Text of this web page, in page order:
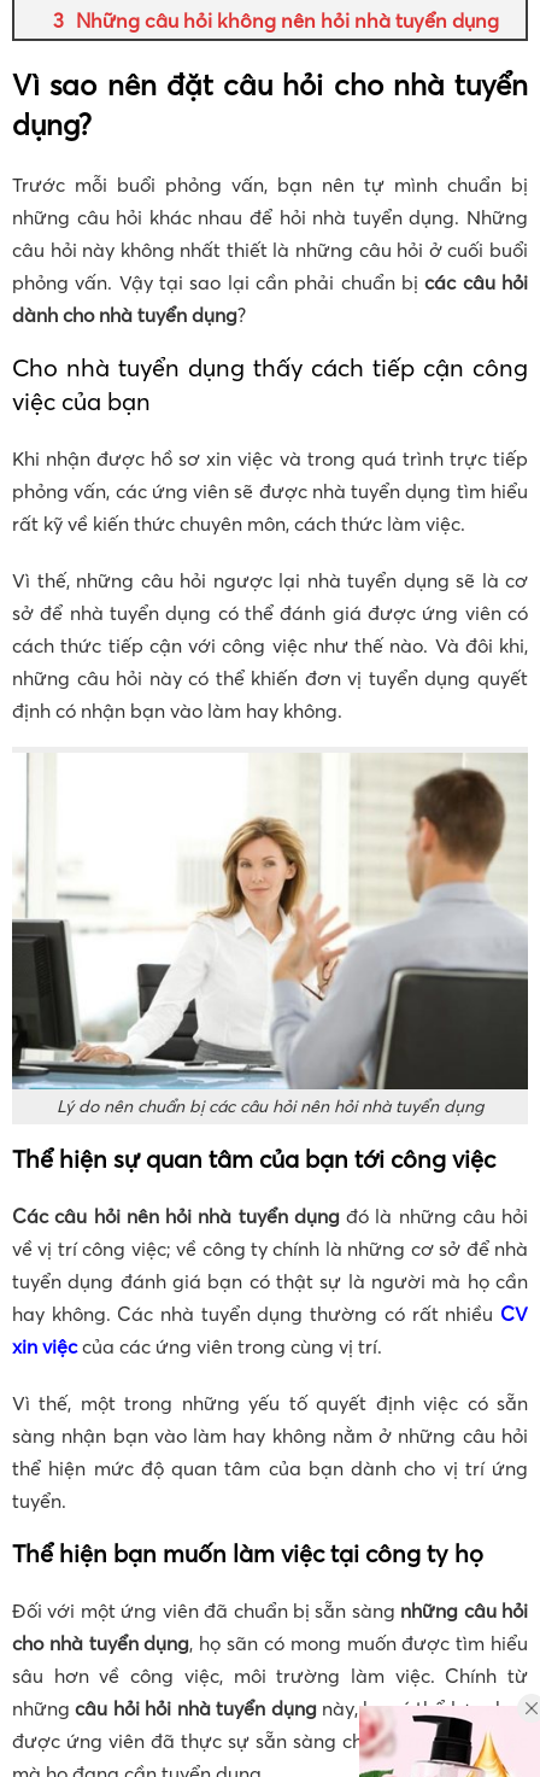
Những câu hỏi không nên hỏi nhà tuyển dụng
Vì sao nên đặt câu hỏi cho nhà tuyển
dụng?
Trước mỗi buổi phỏng vấn, bạn nên tự mình chuẩn bị
những câu hỏi khác nhau để hỏi nhà tuyển dụng. Những
câu hỏi này không nhất thiết là những câu hỏi ở cuối buổi
phỏng vấn. Vậy tại sao lại cần phải chuẩn bịcác câu hỏi
dành cho nhà tuyển dụng?
Cho nhà tuyển dụng thấy cách tiếp cận công
việc của bạn
Khi nhận được hồ sơ xin việc và trong quá trình trực tiếp
phỏng vấn, các ứng viên sẽ được nhà tuyển dụng tìm hiểu
rất kỹ về kiến thức chuyên môn, cách thức làm việc.
Vì thế, những câu hỏi ngược lại nhà tuyển dụng sẽ là cơ
sở để nhà tuyển dụng có thể đánh giá được ứng viên có
cách thức tiếp cận với công việc như thế nào. Và đôi khi,
những câu hỏi này có thể khiến đơn vị tuyển dụng quyết
định có nhận bạn vào làm hay không.
Lý do nên chuẩn bị các câu hỏi nên hỏi nhà tuyển dụng
Thể hiện sự quan tâm của bạn tới công việc
Các câu hỏi nên hỏi nhà tuyển dụng đó là những câu hỏi
về vị trí công việc; về công ty chính là những cơ sở để nhà
tuyển dụng đánh giá bạn có thật sự là người mà họ cần
hay không. Các nhà tuyển dụng thường có rất nhiều CV
xin việccủa các ứng viên trong cùng vị trí.
Vì thế, một trong những yếu tố quyết định việc có sẵn
sàng nhận bạn vào làm hay không nằm ở những câu hỏi
thể hiện mức độ quan tâm của bạn dành cho vị trí ứng
tuyển.
Thể hiện bạn muốn làm việc tại công ty họ
Đối với một ứng viên đã chuẩn bị sẵn sàng những câu hỏi
cho nhà tuyển dụng, họ sãn có mong muốn được tìm hiểu
sâu hơn về công việc, môi trường làm việc. Chính từ
nhữngcâu hỏi hỏi nhà tuyển dụngnày, họ có thể lựa chọn
được ứng viên đã thực sự sẵn sàng cho những công việc